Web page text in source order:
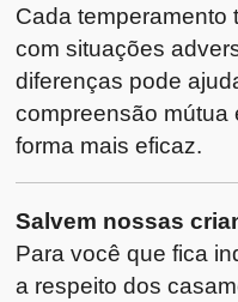
Cada temperamento
com situações
diferenças pode
compreensão mútua
forma mais eficaz.
Salvem nossas
Para você que fica
a respeito dos